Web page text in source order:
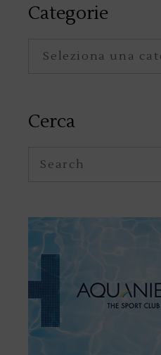
Categorie
Cerca
for: